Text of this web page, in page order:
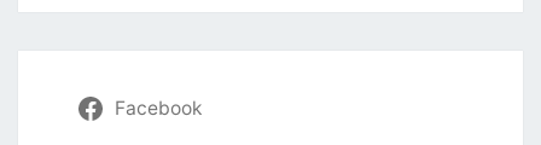
Facebook